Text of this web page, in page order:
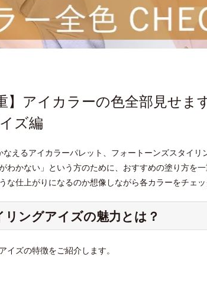
】アイカラーの色全部見せま
ズ編
えるアイカラーパレット、フォートーンズスタイリ
わかない」という方のために、おすすめの塗り方を
な仕上がりになるのか想像しながら各カラーをチェッ
ングアイズの魅力とは？
イズの特徴をご紹介します。